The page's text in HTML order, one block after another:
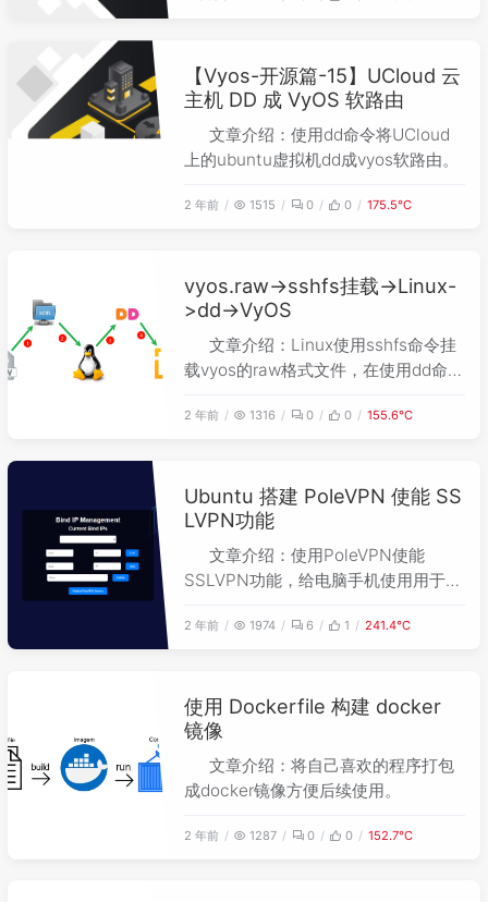
【Vyos-开源篇-15】UCloud 云
主机 DD 成 VyOS 软路由
文章介绍：使用dd命令将UCloud
上的ubuntu虚拟机dd成vyos软路由。
2 年前 1515 0 0 175.5℃
vyos.raw->sshfs挂载->Linux-
>dd->VyOS
文章介绍：Linux使用sshfs命令挂
载vyos的raw格式文件，在使用dd命令
2 年前 1316 0 0 155.6℃
Ubuntu 搭建 PoleVPN 使能 SS
LVPN功能
文章介绍：使用PoleVPN使能
SSLVPN功能，给电脑手机使用用于连
2 年前 1974 6 1 241.4℃
使用 Dockerfile 构建 docker
镜像
文章介绍：将自己喜欢的程序打包
成docker镜像方便后续使用。
2 年前 1287 0 0 152.7℃